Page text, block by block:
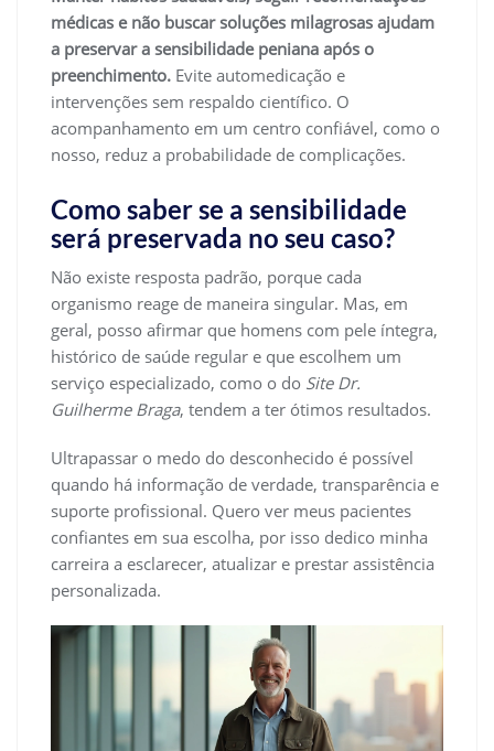
médicas e não buscar soluções milagrosas ajudam
a preservar a sensibilidade peniana após o
preenchimento. Evite automedicação e
intervenções sem respaldo científico. O
acompanhamento em um centro confiável, como o
nosso, reduz a probabilidade de complicações.
Como saber se a sensibilidade
será preservada no seu caso?
Não existe resposta padrão, porque cada
organismo reage de maneira singular. Mas, em
geral, posso afirmar que homens com pele íntegra,
histórico de saúde regular e que escolhem um
serviço especializado, como o do Site Dr.
Guilherme Braga, tendem a ter ótimos resultados.
Ultrapassar o medo do desconhecido é possível
quando há informação de verdade, transparência e
suporte profissional. Quero ver meus pacientes
confiantes em sua escolha, por isso dedico minha
carreira a esclarecer, atualizar e prestar assistência
personalizada.